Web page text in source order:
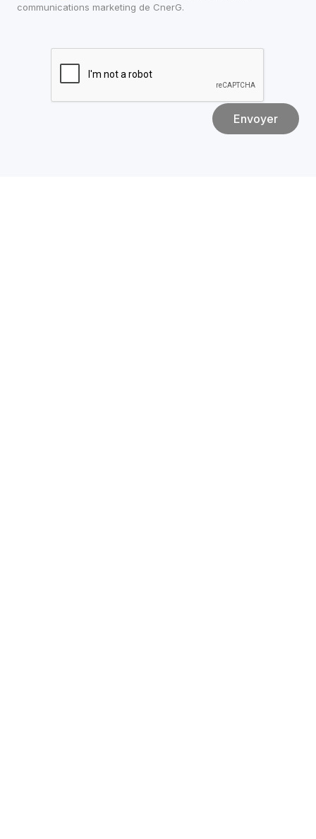
communications marketing de CnerG.
Envoyer